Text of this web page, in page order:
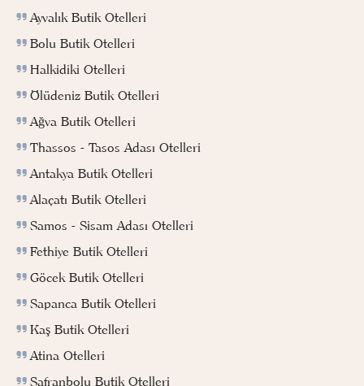
Ayvalık Butik Otelleri
Bolu Butik Otelleri
Halkidiki Otelleri
Ölüdeniz Butik Otelleri
Ağva Butik Otelleri
Thassos - Tasos Adası Otelleri
Antakya Butik Otelleri
Alaçatı Butik Otelleri
Samos - Sisam Adası Otelleri
Fethiye Butik Otelleri
Göcek Butik Otelleri
Sapanca Butik Otelleri
Kaş Butik Otelleri
Atina Otelleri
Safranbolu Butik Otelleri